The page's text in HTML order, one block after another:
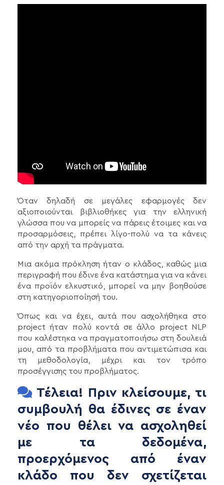
Όταν δηλαδή σε μεγάλες εφαρμογές δεν
αξιοποιούνται βιβλιοθήκες για την ελληνική
γλώσσα που να μπορείς να πάρεις έτοιμες και να
προσαρμόσεις, πρέπει λίγο-πολύ να τα κάνεις
από την αρχή τα πράγματα.
Μια ακόμα πρόκληση ήταν ο κλάδος, καθώς μια
περιγραφή που έδινε ένα κατάστημα για να κάνει
ένα προϊόν ελκυστικό, μπορεί να μην βοηθούσε
στη κατηγοριοποίησή του.
Όπως και να έχει, αυτά που ασχολήθηκα στο
project ήταν πολύ κοντά σε άλλο project NLP
που καλέστηκα να πραγματοποιήσω στη δουλειά
μου, από τα προβλήματα που αντιμετώπισα και
τη μεθοδολογία, μέχρι και τον τρόπο
προσέγγισης του προβλήματος.
Τέλεια! Πριν κλείσουμε, τι
συμβουλή θα έδινες σε έναν
νέο που θέλει να ασχοληθεί
με τα δεδομένα,
προερχόμενος από έναν
κλάδο που δεν σχετίζεται